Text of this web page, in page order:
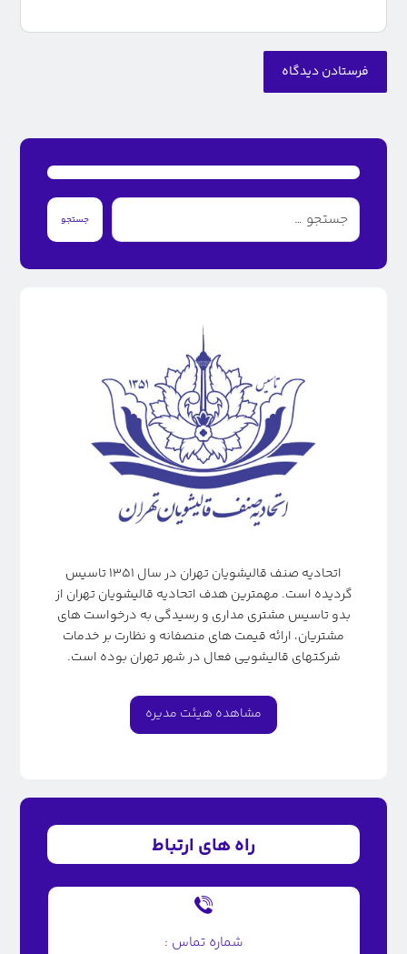
فرستادن دیدگاه
جستجو
اتحادیه صنف قالیشویان تهران در سال ۱۳۵۱ تاسیس
گردیده است. مهمترین هدف اتحادیه قالیشویان تهران از
بدو تاسیس مشتری مداری و رسیدگی به درخواست های
مشتریان، ارائه قیمت های منصفانه و نظارت بر خدمات
شرکتهای قالیشویی فعال در شهر تهران بوده است.
مشاهده هیئت مدیره
راه های ارتباط
شماره تماس :